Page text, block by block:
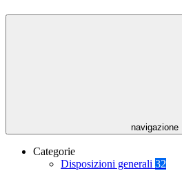
navigazione
Categorie
Disposizioni generali 32